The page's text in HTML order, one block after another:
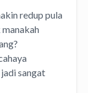
redup pula
sangat